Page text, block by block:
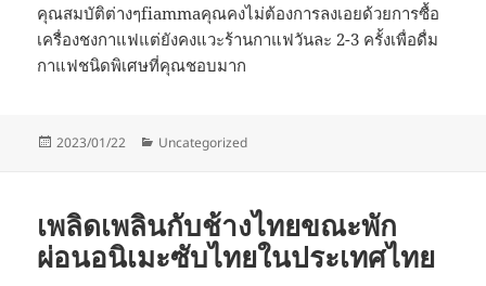
คุณสมบัติต่างๆfiammaคุณคงไม่ต้องการลงเอยด้วยการซื้อ
เครื่องชงกาแฟแต่ยังคงแวะร้านกาแฟวันละ 2-3 ครั้งเพื่อดื่ม
กาแฟชนิดพิเศษที่คุณชอบมาก
Posted
2023/01/22 Categories
Uncategorized
เพลิดเพลินกับช้างไทยขณะพัก
ผ่อนอนิเมะซับไทยในประเทศไทย